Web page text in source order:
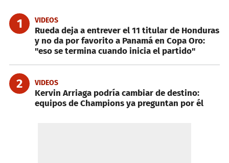
1 VIDEOS
Rueda deja a entrever el 11 titular de Honduras
y no da por favorito a Panamá en Copa Oro:
"eso se termina cuando inicia el partido"
2 VIDEOS
Kervin Arriaga podría cambiar de destino:
equipos de Champions ya preguntan por él